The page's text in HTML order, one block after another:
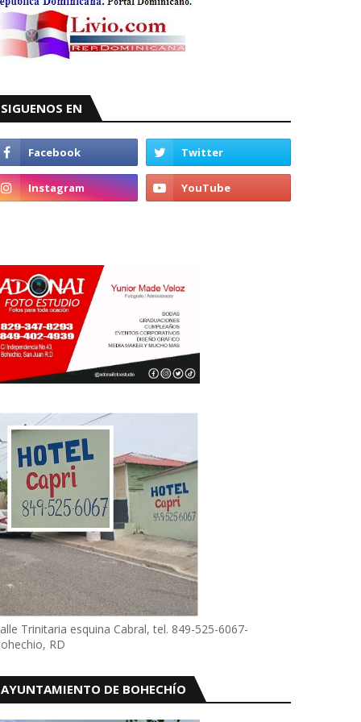
SIGUENOS EN
Trinitaria esquina Cabral, tel. 849-525-6067-
RD
AYUNTAMIENTO DE BOHECHÍO